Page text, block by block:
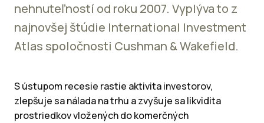
nehnuteľností od roku 2007. Vyplýva to z
najnovšej štúdie International Investment
Atlas spoločnosti Cushman & Wakefield.
S ústupom recesie rastie aktivita investorov,
zlepšuje sa nálada na trhu a zvyšuje sa likvidita
prostriedkov vložených do komerčných